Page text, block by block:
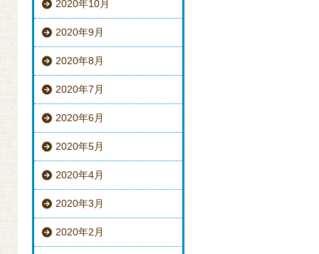
2020年10月
2020年9月
2020年8月
2020年7月
2020年6月
2020年5月
2020年4月
2020年3月
2020年2月